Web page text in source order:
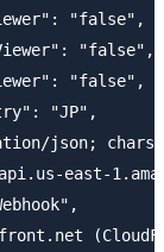
"false",
"false",
"false",
"JP",
json;
east-